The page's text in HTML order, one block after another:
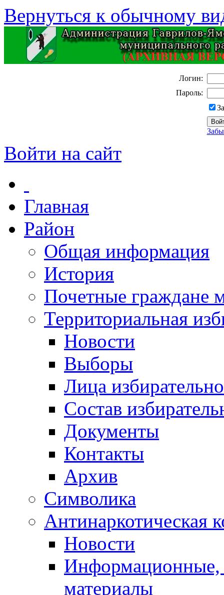
Вернуться к обычному
Логин:
Пароль:
Войти на сайт
Главная
Район
Общая информация
История
Почетные граждане
Территориальная
Новости
Выборы
Лица
Состав
Документы
Контакты
Архив
Символика
Антинаркотическая
Новости
Информационные,
материалы